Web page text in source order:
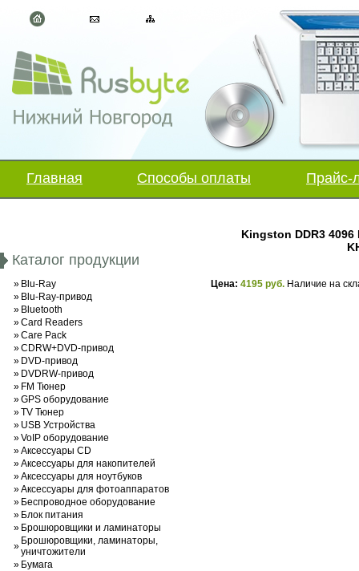
Главная Способы оплаты Прайс-
Каталог продукции
» Blu-Ray
» Blu-Ray-привод
» Bluetooth
»Card Readers
»Care Pack
»CDRW+DVD-привод
» DVD-привод
» DVDRW-привод
» FM Тюнер
»GPS оборудование
»TV Тюнер
» USB Устройства
»VoIP оборудование
»Аксессуары CD
»Аксессуары для накопителей
»Аксессуары для ноутбуков
»Аксессуары для фотоаппаратов
» Беспроводное оборудование
» Блок питания
» Брошюровщики и ламинаторы
» Брошюровщики, ламинаторы,
уничтожители
» Бумага
Kingston DDR3 4096
Цена: 4195 руб. Наличие на